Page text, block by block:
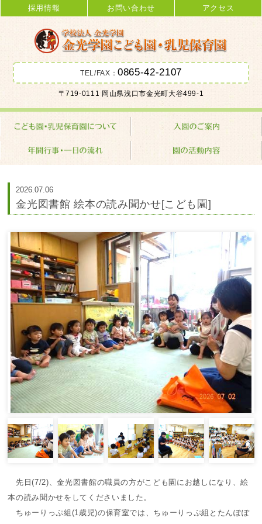
金光学園こども園･乳児保育園 学校
法人 金光学園
採用情報 お問い合わせ アクセス
TEL/FAX：0865-42-2107
〒719-0111 岡山県浅口市金光町大谷499-1
2026.07.06
金光図書館 絵本の読み聞かせ[こども園]
先日(7/2)、金光図書館の職員の方がこども園にお越しになり、絵
本の読み聞かせをしてくださいました。
ちゅーりっぷ組(1歳児)の保育室では、ちゅーりっぷ組とたんぽぽ